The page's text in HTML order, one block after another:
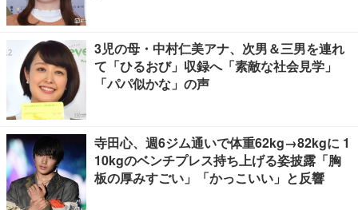
3児の母・中村仁美アナ、次男＆三男を連れ
て「ひるおび」収録へ「素敵な社会見学」
「パパ似かな」の声
寺田心、週6ジム通いで体重62kg→82kgに 1
10kgのベンチプレス持ち上げる姿披露「胸
板の厚みすごい」「かっこいい」と反響